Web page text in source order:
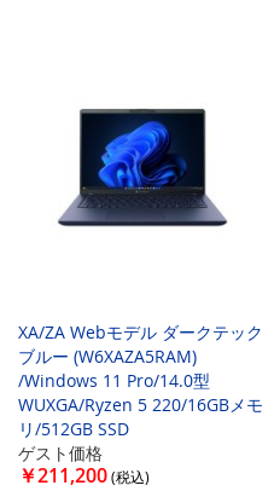
XA/ZA Webモデル ダークテック
ブルー (W6XAZA5RAM)
/Windows 11 Pro/14.0型
WUXGA/Ryzen 5 220/16GBメモ
リ/512GB SSD
ゲスト価格
￥211,200